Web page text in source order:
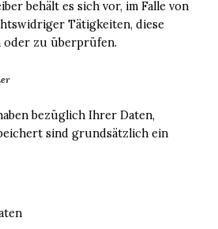
behält es sich vor, im Falle von
Tätigkeiten, diese
oder zu überprüfen.
bezüglich Ihrer Daten,
sind grundsätzlich ein